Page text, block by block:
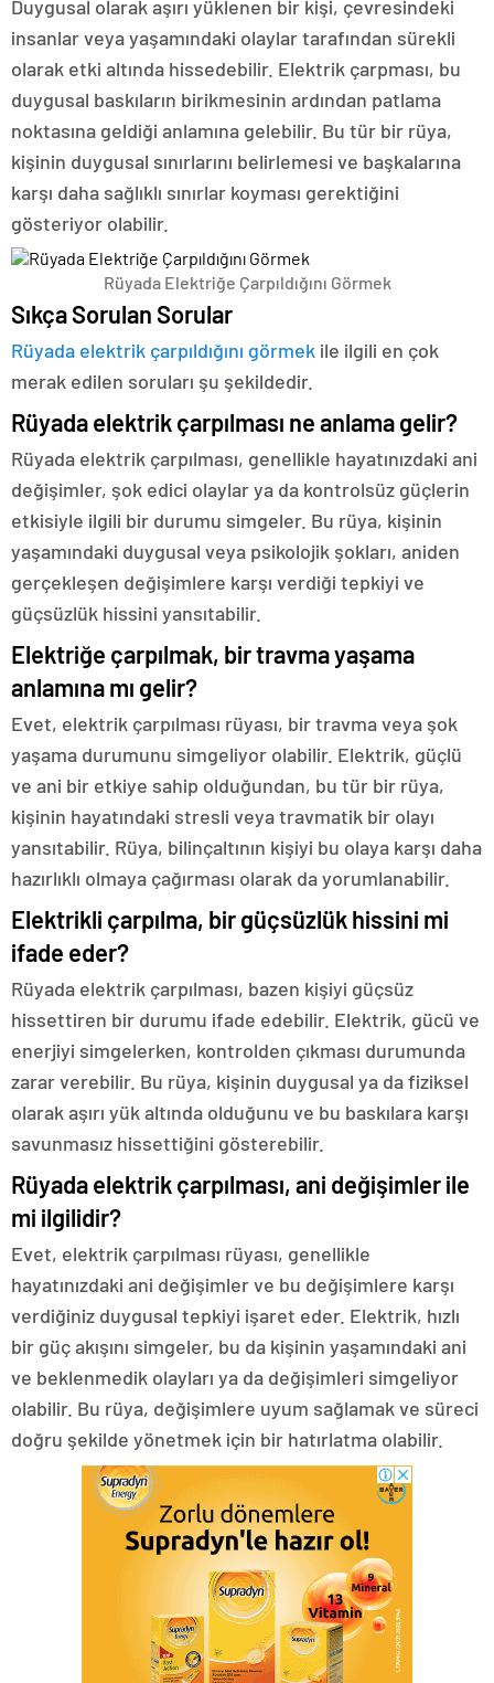
Duygusal olarak aşırı yüklenen bir kişi, çevresindeki
insanlar veya yaşamındaki olaylar tarafından sürekli
olarak etki altında hissedebilir. Elektrik çarpması, bu
duygusal baskıların birikmesinin ardından patlama
noktasına geldiği anlamına gelebilir. Bu tür bir rüya,
kişinin duygusal sınırlarını belirlemesi ve başkalarına
karşı daha sağlıklı sınırlar koyması gerektiğini
gösteriyor olabilir.
Rüyada Elektriğe Çarpıldığını Görmek
Sıkça Sorulan Sorular
Rüyada elektrik çarpıldığını görmek ile ilgili en çok
merak edilen soruları şu şekildedir.
Rüyada elektrik çarpılması ne anlama gelir?
Rüyada elektrik çarpılması, genellikle hayatınızdaki ani
değişimler, şok edici olaylar ya da kontrolsüz güçlerin
etkisiyle ilgili bir durumu simgeler. Bu rüya, kişinin
yaşamındaki duygusal veya psikolojik şokları, aniden
gerçekleşen değişimlere karşı verdiği tepkiyi ve
güçsüzlük hissini yansıtabilir.
Elektriğe çarpılmak, bir travma yaşama
anlamına mı gelir?
Evet, elektrik çarpılması rüyası, bir travma veya şok
yaşama durumunu simgeliyor olabilir. Elektrik, güçlü
ve ani bir etkiye sahip olduğundan, bu tür bir rüya,
kişinin hayatındaki stresli veya travmatik bir olayı
yansıtabilir. Rüya, bilinçaltının kişiyi bu olaya karşı daha
hazırlıklı olmaya çağırması olarak da yorumlanabilir.
Elektrikli çarpılma, bir güçsüzlük hissini mi
ifade eder?
Rüyada elektrik çarpılması, bazen kişiyi güçsüz
hissettiren bir durumu ifade edebilir. Elektrik, gücü ve
enerjiyi simgelerken, kontrolden çıkması durumunda
zarar verebilir. Bu rüya, kişinin duygusal ya da fiziksel
olarak aşırı yük altında olduğunu ve bu baskılara karşı
savunmasız hissettiğini gösterebilir.
Rüyada elektrik çarpılması, ani değişimler ile
mi ilgilidir?
Evet, elektrik çarpılması rüyası, genellikle
hayatınızdaki ani değişimler ve bu değişimlere karşı
verdiğiniz duygusal tepkiyi işaret eder. Elektrik, hızlı
bir güç akışını simgeler, bu da kişinin yaşamındaki ani
ve beklenmedik olayları ya da değişimleri simgeliyor
olabilir. Bu rüya, değişimlere uyum sağlamak ve süreci
doğru şekilde yönetmek için bir hatırlatma olabilir.